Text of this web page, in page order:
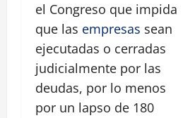
el Congreso que impida
que las empresas sean
ejecutadas o cerradas
judicialmente por las
deudas, por lo menos
por un lapso de 180